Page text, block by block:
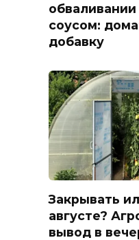
соусом:
добавку
Закрывать
августе?
вывод в